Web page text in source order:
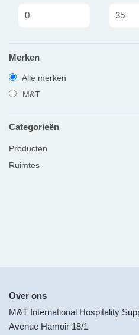
Merken
Alle merken
M&T
Categorieën
producten
ruimtes
Over ons
M&T International Hospitality
Avenue Hamoir 18/1